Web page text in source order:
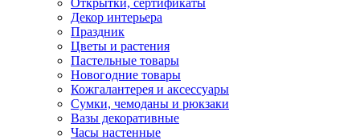
Декор интерьера
Праздник
Цветы и растения
Пастельные товары
Новогодние товары
Кожгалантерея и аксессуары
Сумки, чемоданы и рюкзаки
Вазы декоративные
Часы настенные